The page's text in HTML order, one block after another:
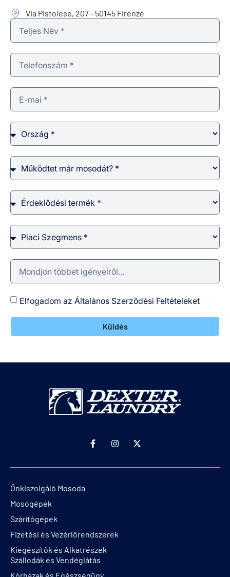
Via Pistoiese, 207 - 50145 Firenze
Elfogadom az Általános Szerződési Feltételeket
Küldés
Önkiszolgáló Mosoda
Mosógépek
Szárítógépek
Fizetési és Vezérlőrendszerek
Kiegészítők és Alkatrészek
Szállodák és Vendéglátás